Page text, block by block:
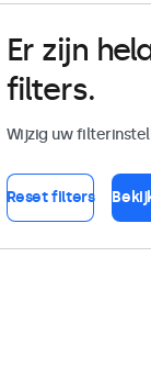
Er zijn
filters.
Wijzig uw
Reset filters